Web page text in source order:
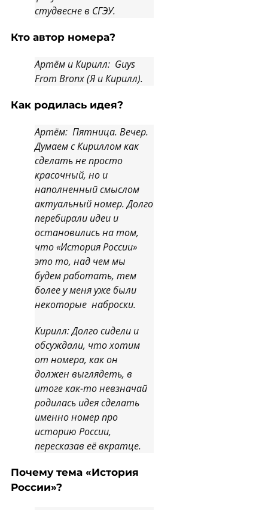
студвесне в СГЭУ.
Кто автор номера?
Артём и Кирилл: Guys
From Bronx (Я и Кирилл).
Как родилась идея?
Артём: Пятница. Вечер.
Думаем с Кириллом как
сделать не просто
красочный, но и
наполненный смыслом
актуальный номер. Долго
перебирали идеи и
остановились на том,
что «История России»
это то, над чем мы
будем работать, тем
более у меня уже были
некоторые наброски.
Кирилл: Долго сидели и
обсуждали, что хотим
от номера, как он
должен выглядеть, в
итоге как-то невзначай
родилась идея сделать
именно номер про
историю России,
пересказав её вкратце.
Почему тема «История
России»?